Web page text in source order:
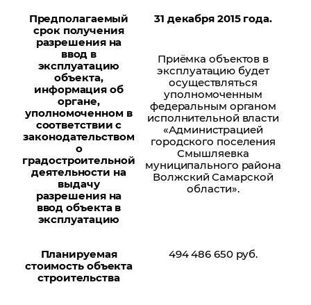
Предполагаемый
срок получения
разрешения на
ввод в
эксплуатацию
объекта,
информация об
органе,
уполномоченном в
соответствии с
законодательством
о
градостроительной
деятельности на
выдачу
разрешения на
ввод объекта в
эксплуатацию
31 декабря 2015 года.
Приёмка объектов в
эксплуатацию будет
осуществляться
уполномоченным
федеральным органом
исполнительной власти
«Администрацией
городского поселения
Смышляевка
муниципального района
Волжский Самарской
области».
Планируемая
стоимость объекта
строительства
494 486 650 руб.